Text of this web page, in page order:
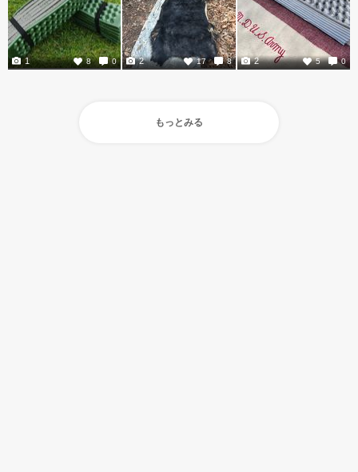
8 0
1 17 8
2 5 0
2
もっとみる